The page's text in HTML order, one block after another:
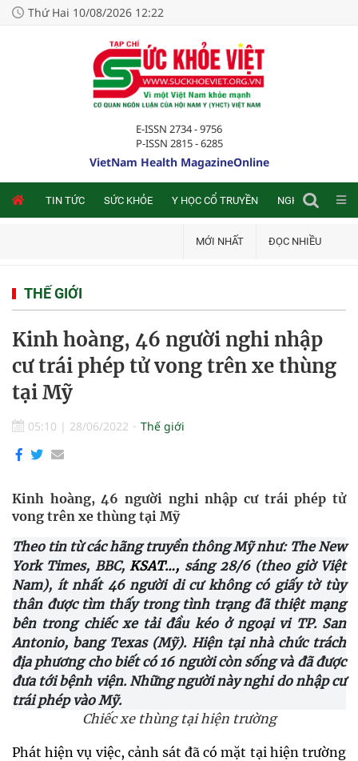
Thứ Hai 10/08/2026 12:22
E-ISSN 2734 - 9756
P-ISSN 2815 - 6285
VietNam Health MagazineOnline
TIN TỨC SỨC KHỎE Y HỌC CỔ TRUYỀN NGHIÊN CỨU
MỚI NHẤT ĐỌC NHIỀU
THẾ GIỚI
Kinh hoàng, 46 người nghi nhập
cư trái phép tử vong trên xe thùng
tại Mỹ
05:10 | 28/06/2022 Thế giới
Kinh hoàng, 46 người nghi nhập cư trái phép tử
vong trên xe thùng tại Mỹ
Theo tin từ các hãng truyền thông Mỹ như: The New
York Times, BBC,KSAT…, sáng 28/6 (theo giờ Việt
Nam), ít nhất 46 người di cư không có giấy tờ tùy
thân được tìm thấy trong tình trạng đã thiệt mạng
bên trong chiếc xe tải đầu kéo ở ngoại vi TP. San
Antonio, bang Texas (Mỹ). Hiện tại nhà chức trách
địa phương cho biết có 16 người còn sống và đã được
đưa tới bệnh viện. Những người này nghi do nhập cư
trái phép vào Mỹ.
Chiếc xe thùng tại hiện trường
Phát hiện vụ việc, cảnh sát đã có mặt tại hiện trường